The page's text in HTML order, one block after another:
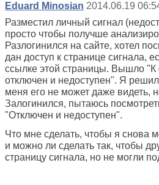
Eduard Minosian 2014.06.19
Разместил личный сигнал
просто чтобы получше
Разлогинился на сайте, хотел
дан доступ к странице сигнала,
ссылке этой страницы. Вышло "К
отключен и недоступен". Я
меня его не может даже видеть,
Залогинился, пытаюсь
"Отключен и недоступен".
Что мне сделать, чтобы я снова
и можно ли сделать так, чтобы
страницу сигнала, но не могли